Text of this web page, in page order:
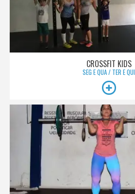
CROSSFIT KIDS
SEG E QUA / TER E QUI